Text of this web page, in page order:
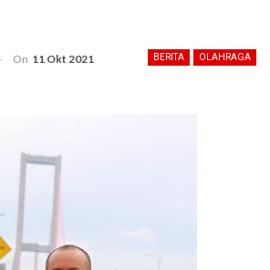
BERITA OLAHRAGA
On 11 Okt 2021